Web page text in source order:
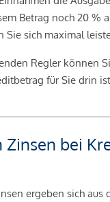
Betrag noch 20 %
Sie sich maximal
Regler können
für Sie drin
bei
ergeben sich aus